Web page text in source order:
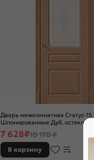
Дверь межкомнатная Статус-15
Шпонированные Дуб,
белый, скиновая
7 628₽10 170 ₽
В корзину